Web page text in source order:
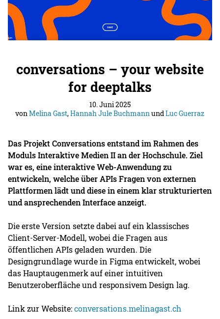
conversations – your website
for deeptalks
10. Juni 2025
vonMelina Gast,Hannah Jule BuchmannundLuc Guerraz
Das Projekt Conversations entstand im Rahmen des
Moduls Interaktive Medien II an der Hochschule. Ziel
war es, eine interaktive Web-Anwendung zu
entwickeln, welche über APIs Fragen von externen
Plattformen lädt und diese in einem klar strukturierten
und ansprechenden Interface anzeigt.
Die erste Version setzte dabei auf ein klassisches
Client-Server-Modell, wobei die Fragen aus
öffentlichen APIs geladen wurden. Die
Designgrundlage wurde in Figma entwickelt, wobei
das Hauptaugenmerk auf einer intuitiven
Benutzeroberfläche und responsivem Design lag.
Link zur Website:conversations.melinagast.ch